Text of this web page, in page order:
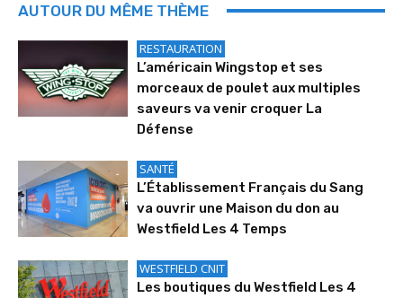
AUTOUR DU MÊME THÈME
RESTAURATION
L’américain Wingstop et ses
morceaux de poulet aux multiples
saveurs va venir croquer La
Défense
SANTÉ
L’Établissement Français du Sang
va ouvrir une Maison du don au
Westfield Les 4 Temps
WESTFIELD CNIT
Les boutiques du Westfield Les 4